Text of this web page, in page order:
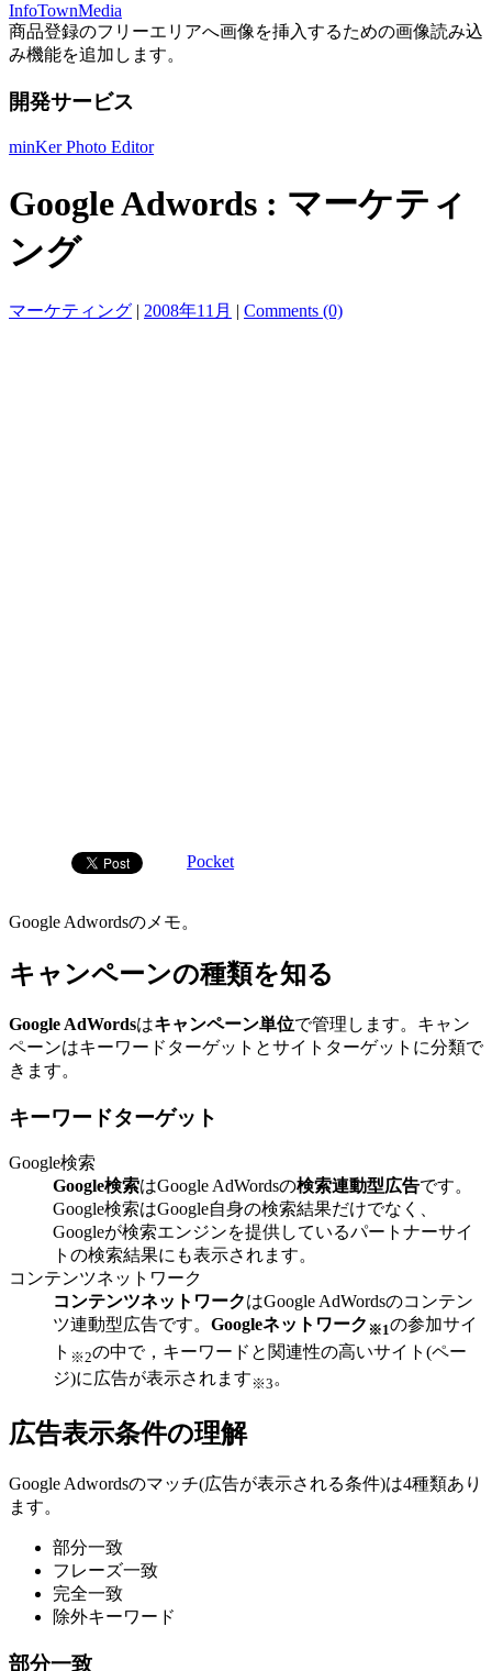
InfoTownMedia
商品登録のフリーエリアへ画像を挿入するための画像読み込
み機能を追加します。
開発サービス
minKer Photo Editor
Google Adwords : マーケティ
ング
マーケティング | 2008年11月 | Comments (0)
Pocket
Google Adwordsのメモ。
キャンペーンの種類を知る
Google AdWordsはキャンペーン単位で管理します。キャン
ペーンはキーワードターゲットとサイトターゲットに分類で
きます。
キーワードターゲット
Google検索
Google検索はGoogle AdWordsの検索連動型広告です。
Google検索はGoogle自身の検索結果だけでなく、
Googleが検索エンジンを提供しているパートナーサイ
トの検索結果にも表示されます。
コンテンツネットワーク
コンテンツネットワークはGoogle AdWordsのコンテン
ツ連動型広告です。 Googleネットワーク ※1の参加サイ
ト ※2の中で，キーワードと関連性の高いサイト(ペー
ジ)に広告が表示されます ※3 。
広告表示条件の理解
Google Adwordsのマッチ(広告が表示される条件)は4種類あり
ます。
部分一致
フレーズ一致
完全一致
除外キーワード
部分一致